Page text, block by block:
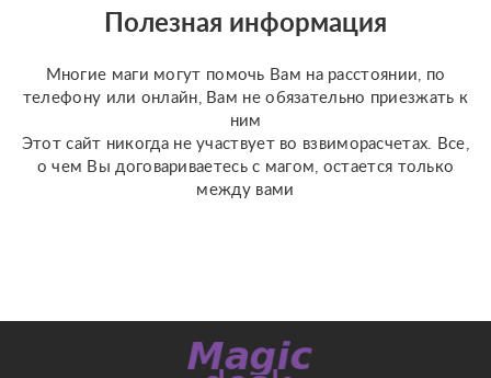
разных колодах Таро и
Ленорман, рунах.
Полезная информация
Многие маги могут помочь Вам на расстоянии, по
телефону или онлайн, Вам не обязательно приезжать к
ним
Этот сайт никогда не участвует во взвиморасчетах. Все,
о чем Вы договариваетесь с магом, остается только
между вами